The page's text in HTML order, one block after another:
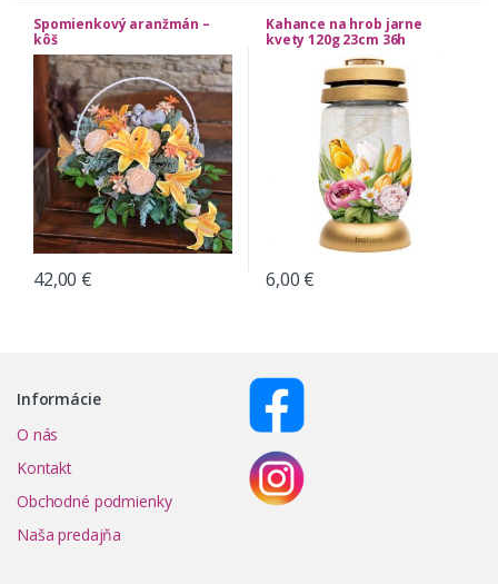
Spomienkový aranžmán –
kôš
42,00 €
Kahance na hrob jarne
kvety 120g 23cm 36h
6,00 €
Informácie
O nás
Kontakt
Obchodné podmienky
Naša predajňa